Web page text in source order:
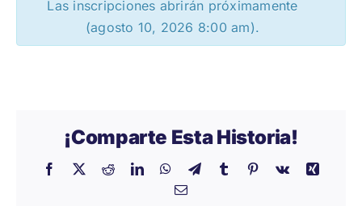
Las inscripciones abrirán próximamente
(agosto 10, 2026 8:00 am).
¡Comparte Esta Historia!
Facebook
X RedditLinkedInWhatsApp
TelegramTumblr Pinterest
Vk
Xing
Email